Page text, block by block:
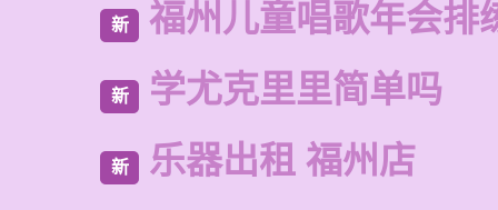
新 福州儿童唱歌年会排
新 学尤克里里简单吗
新 乐器出租 福州店